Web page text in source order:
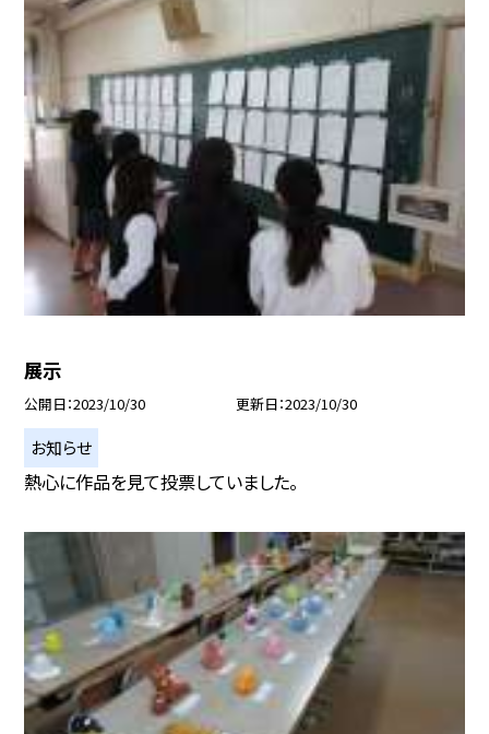
展示
公開日 2023/10/30 更新日 2023/10/30
お知らせ
熱心に作品を見て投票していました。